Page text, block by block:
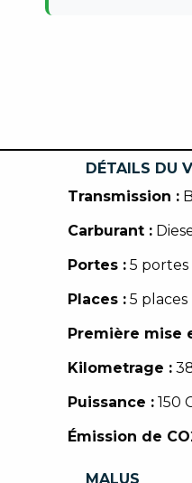
DÉTAILS DU
Transmission :
Carburant :
Portes :5 portes
Places :5 places
Première mise
Kilometrage :
Puissance :150
Émission de
MALUS